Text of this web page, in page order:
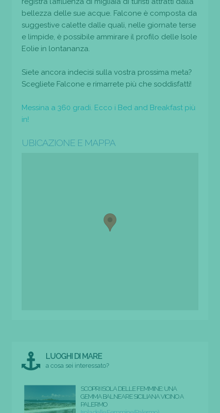
bellezza delle sue acque. Falcone è composta da
suggestive calette dalle quali, nelle giornate terse
e limpide, è possibile ammirare il profilo delle Isole
Eolie in lontananza.
Siete ancora indecisi sulla vostra prossima meta?
Scegliete Falcone e rimarrete più che soddisfatti!
Messina a 360 gradi. Ecco i Bed and Breakfast più
in!
UBICAZIONE E MAPPA
LUOGHI DI MARE
a cosa sei interessato?
SCOPRI ISOLA DELLE FEMMINE: UNA
GEMMA BALNEARE SICILIANA VICINO A
PALERMO